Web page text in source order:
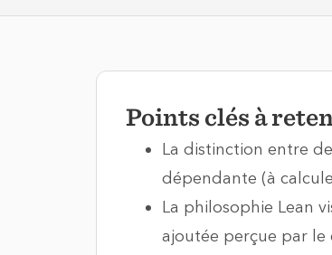
Points clés à
La distinction entre
dépendante (à
La philosophie Lean
ajoutée perçue par